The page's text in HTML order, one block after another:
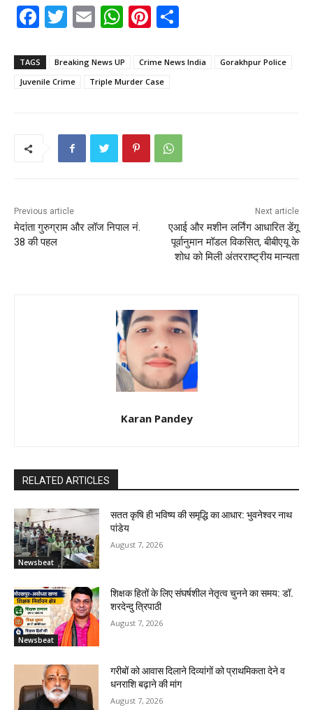
F
a
c
e
T
w
itt
er
E
m
ai
l
W
h
a
ts
p
p
Pi
nt
er
e
ar
TAGS Breaking News UP Crime News India
Gorakhpur Police
Juvenile Crime
Triple Murder Case
Previous article
मेदांता गुरुग्राम और लॉज निपाल नं.
38 की पहल
Next article
एआई और मशीन लर्निंग आधारित डेंगू
पूर्वानुमान मॉडल विकसित, बीबीएयू के
शोध को मिली अंतरराष्ट्रीय मान्यता
Karan Pandey
RELATED ARTICLES
Newsbeat
सतत कृषि ही भविष्य की समृद्धि का आधार: भुवनेश्वर नाथ
पांडेय
August 7, 2026
Newsbeat
शिक्षक हितों के लिए संघर्षशील नेतृत्व चुनने का समय: डॉ.
शरदेन्दु त्रिपाठी
August 7, 2026
गरीबों को आवास दिलाने दिव्यांगों को प्राथमिकता देने व
धनराशि बढ़ाने की मांग
August 7, 2026